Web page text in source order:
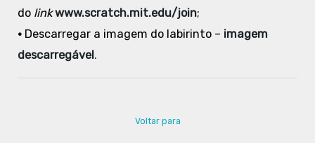
do link www.scratch.mit.edu/join;
•Descarregar a imagem do labirinto – imagem
descarregável.
Voltar para